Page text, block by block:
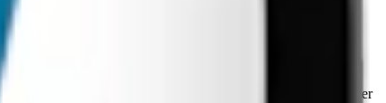
och aromer.
formatet slim och har en vikt på 0,7 gram. Prillans egenskaper